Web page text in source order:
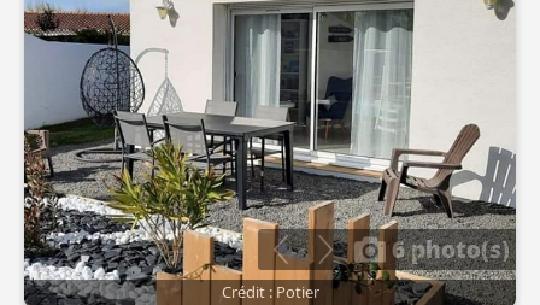
6 photo(s)
Crédit : Potier